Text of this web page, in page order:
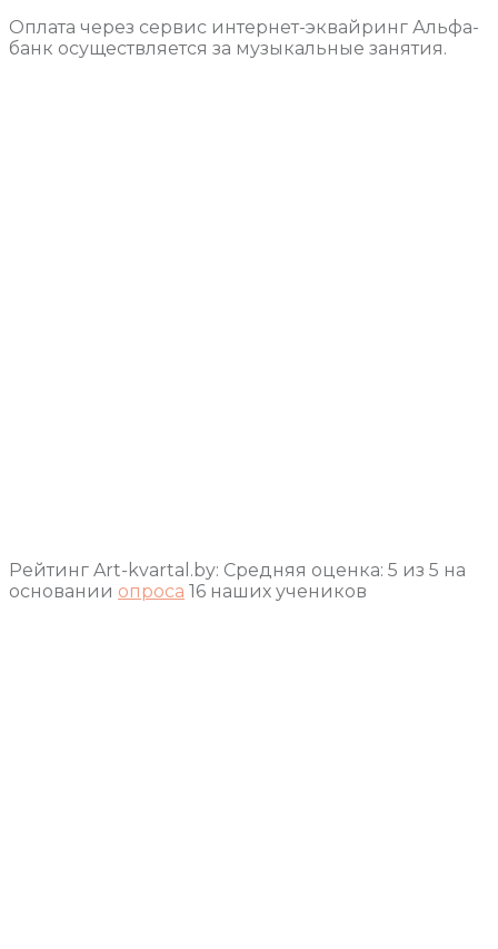
Оплата через сервис интернет-эквайринг Альфа-
банк осуществляется за музыкальные занятия.
Рейтинг Art-kvartal.by: Средняя оценка: 5 из 5 на
основании опроса 16 наших учеников